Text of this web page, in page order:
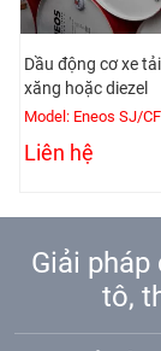
Dầu động cơ xe
xăng hoặc diezel
Model: Eneos SJ/
Liên hệ
Giải
tô,